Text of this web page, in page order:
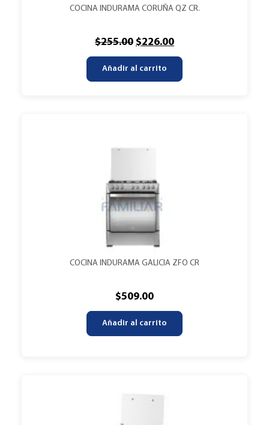
COCINA INDURAMA CORUÑA QZ CR.
$255.00 $226.00
Añadir al carrito
COCINA INDURAMA GALICIA ZFO CR
$509.00
Añadir al carrito